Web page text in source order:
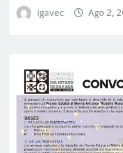
igavec Ago 2,